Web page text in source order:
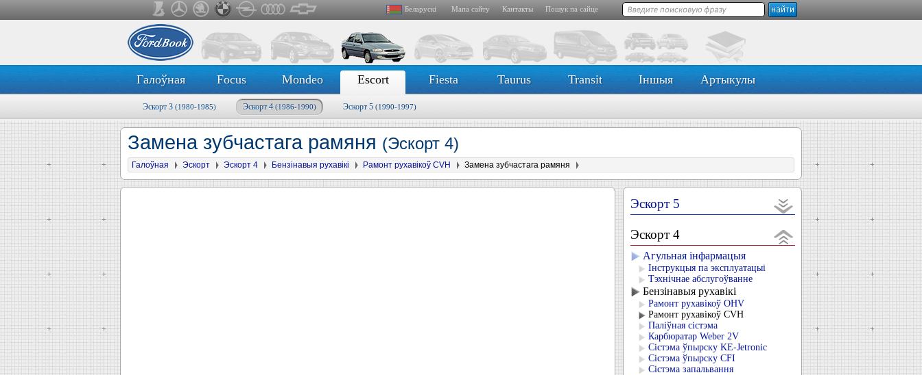
Беларускі Мапа сайту Кантакты Пошук па сайце
Галоўная Focus Mondeo Escort Fiesta Taurus Transit Іншыя Артыкулы
Эскорт 3 (1980-1985) Эскорт 4 (1986-1990) Эскорт 5 (1990-1997)
Замена зубчастага рамяня (Эскорт 4)
Галоўная Эскорт Эскорт 4 Бензінавыя рухавікі Рамонт рухавікоў CVH Замена зубчастага рамяня
Эскорт 5
Эскорт 4
Агульная інфармацыя
Інструкцыя па эксплуатацыі
Тэхнічнае абслугоўванне
Бензінавыя рухавікі
Рамонт рухавікоў OHV
Рамонт рухавікоў CVH
Паліўная сістэма
Карбюратар Weber 2V
Сістэма ўпырску KЕ-Jetronic
Сістэма ўпырску CFI
Сістэма запальвання